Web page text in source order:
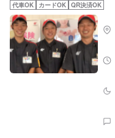
代車OK カードOK QR決済OK